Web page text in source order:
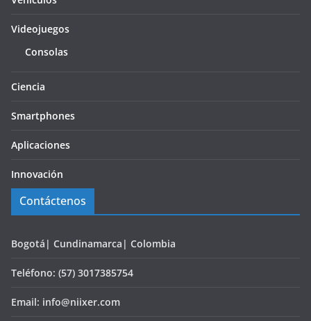
Videojuegos
Consolas
Ciencia
Smartphones
Aplicaciones
Innovación
Contáctenos
Bogotá| Cundinamarca| Colombia
Teléfono: (57) 3017385754
Email: info@niixer.com